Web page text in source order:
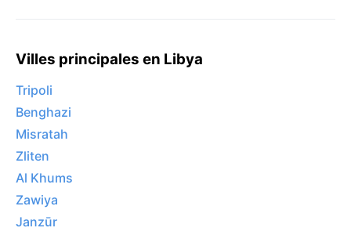
Villes principales en Libya
Tripoli
Benghazi
Misratah
Zliten
Al Khums
Zawiya
Janzūr